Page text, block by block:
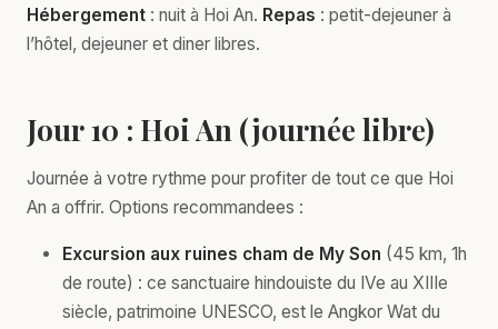
Hébergement : nuit à Hoi An. Repas : petit-dejeuner à
l’hôtel, dejeuner et diner libres.
Jour 10 : Hoi An (journée libre)
Journée à votre rythme pour profiter de tout ce que Hoi
An a offrir. Options recommandees :
Excursion aux ruines cham de My Son (45 km, 1h
de route) : ce sanctuaire hindouiste du IVe au XIIIe
siècle, patrimoine UNESCO, est le Angkor Wat du